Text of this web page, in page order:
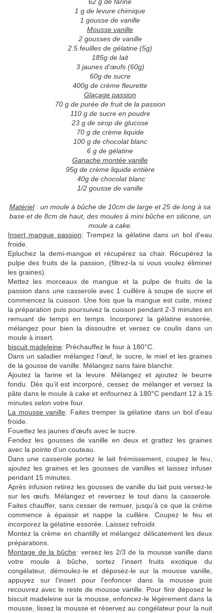
1 g de levure chimique
1 gousse de vanille
Mousse vanille
2 gousses de vanille
2.5 feuilles de gélatine (5g)
185g de lait
3 jaunes d'œufs (60g)
60g de sucre
400g de crème fleurette
Glaçage passion
70 g de purée de fruit de la passion
110 g de sucre en poudre
23 g de sirop de glucose
70 g de crème liquide
100 g de chocolat blanc
6 g de gélatine
Ganache montée vanille
95g de crème liquide entière
40g de chocolat blanc
1/2 gousse de vanille
Matériel: un moule à bûche de 10cm de large et 25 de long à sa
base et de 8cm de haut, des moules à mini bûche en silicone, un
moule a cake.
Insert mangue passion: Trempez la gélatine dans un bol d'eau
froide.
Epluchez la demi-mangue et récupérez sa chair. Récupérez la
pulpe des fruits de la passion, (filtrez-la si vous voulez éliminer
les graines).
Mettez les morceaux de mangue et la pulpe de fruits de la
passion dans une casserole avec 1 cuillère à soupe de sucre et
commencez la cuisson. Une fois que la mangue est cuite, mixez
la préparation puis poursuivez la cuisson pendant 2-3 minutes en
remuant de temps en temps. Incorporez la gélatine essorée,
mélangez pour bien la dissoudre et versez ce coulis dans un
moule à insert.
biscuit madeleine: Préchauffez le four à 180°C.
Dans un saladier mélangez l’œuf, le sucre, le miel et les graines
de la gousse de vanille. Mélangez sans faire blanchir.
Ajoutez la farine et la levure. Mélangez et ajoutez le beurre
fondu. Dès qu’il est incorporé, cessez de mélanger et versez la
pâte dans le moule à cake et enfournez à 180°C pendant 12 à 15
minutes selon votre four.
La mousse vanille: Faites tremper la gélatine dans un bol d'eau
froide.
Fouettez les jaunes d'œufs avec le sucre.
Fendez les gousses de vanille en deux et grattez les graines
avec la pointe d'un couteau.
Dans une casserole portez le lait frémissement, coupez le feu,
ajoutez les graines et les gousses de vanilles et laissez infuser
pendant 15 minutes.
Après infusion retirez les gousses de vanille du lait puis versez-le
sur les œufs. Mélangez et reversez le tout dans la casserole.
Faites chauffer, sans cesser de remuer, jusqu'à ce que la crème
commence à épaissir et nappe la cuillère. Coupez le feu et
incorporez la gélatine essorée. Laissez refroidir.
Montez la crème en chantilly et mélangez délicatement les deux
préparations.
Montage de la bûche: versez les 2/3 de la mousse vanille dans
votre moule à bûche, sortez l'insert fruits exotique du
congélateur, démoulez-le et déposez-le sur la mousse vanille,
appuyez sur l'insert pour l'enfoncer dans la mousse puis
recouvrez avec le reste de mousse vanille. Pour finir déposez le
biscuit madeleine sur la mousse, enfoncez-le légèrement dans la
mousse, lissez la mousse et réservez au congélateur pour la nuit